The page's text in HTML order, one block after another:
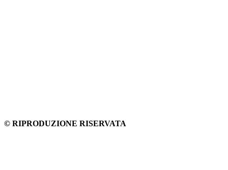
© RIPRODUZIONE RISERVATA